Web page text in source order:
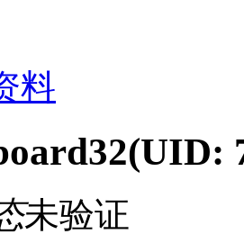
料
(UID:
未验证